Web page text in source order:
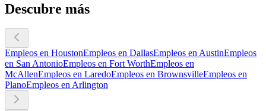
Descubre más
Empleos en HoustonEmpleos en DallasEmpleos en AustinEmpleos
en San AntonioEmpleos en Fort WorthEmpleos en
McAllenEmpleos en LaredoEmpleos en BrownsvilleEmpleos en
PlanoEmpleos en Arlington